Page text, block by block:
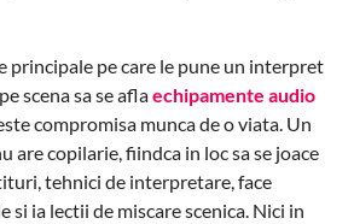
principale pe care le pune un interpret
scena sa se aflaechipamente audio
compromisa munca de o viata. Un
are copilarie, fiindca in loc sa se joace
tehnici de interpretare, face
si ia lectii de miscare scenica. Nici in